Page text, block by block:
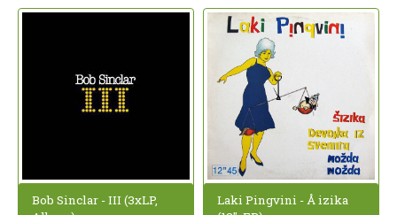
Bob Sinclar - III (3xLP,
Laki Pingvini - Å izika